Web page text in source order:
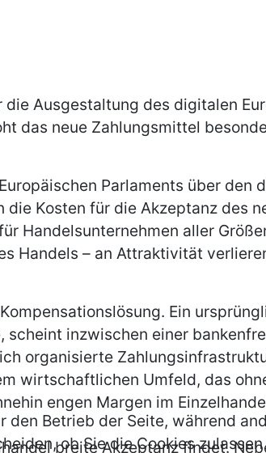
Ausgestaltung des digitalen
das neue Zahlungsmittel
Parlaments über den
Kosten für die Akzeptanz des
Handelsunternehmen aller
Handels – an Attraktivität
Ein
inzwischen einer
organisierte
wirtschaftlichen Umfeld, das
engen Margen im
breite Akzeptanz findet.
Betrieb der Seite, während
ob Sie die Cookies